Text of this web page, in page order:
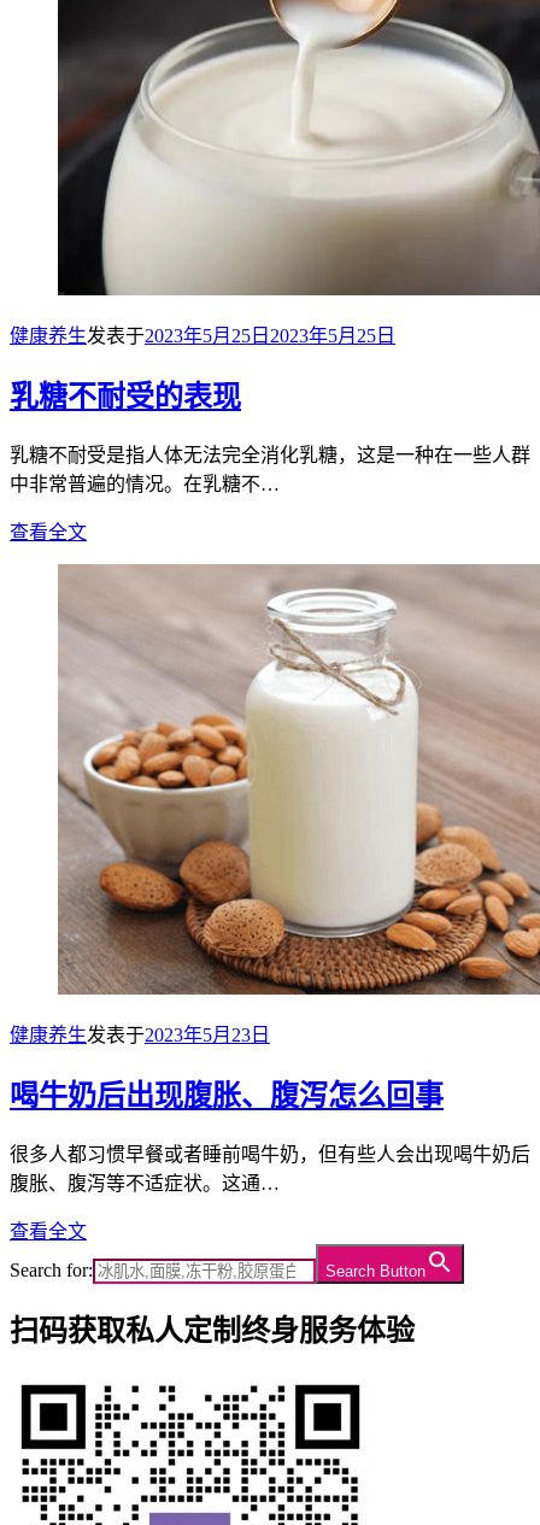
健康养生发表于2023年5月25日 2023年5月25日
乳糖不耐受的表现
乳糖不耐受是指人体无法完全消化乳糖，这是一种在一些人群
中非常普遍的情况。在乳糖不…
查看全文
健康养生发表于2023年5月23日
喝牛奶后出现腹胀、腹泻怎么回事
很多人都习惯早餐或者睡前喝牛奶，但有些人会出现喝牛奶后
腹胀、腹泻等不适症状。这通…
查看全文
Search for:
Search Button
扫码获取私人定制终身服务体验